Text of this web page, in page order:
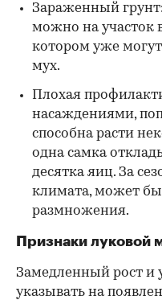
Зараженный
можно на участок
котором уже
мух.
Плохая
насаждениями,
способна расти
одна самка
десятка яиц. За
климата, может
размножения.
Признаки луковой
Замедленный рост и
указывать на